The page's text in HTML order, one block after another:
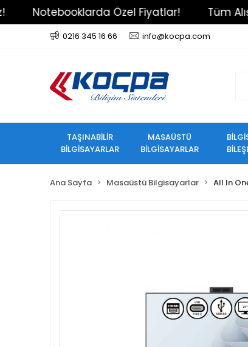
Fiyatlar! Tüm Alışverişlerinizde Kargo
0216 345 16 66 info@kocpa.com
TAŞINABİLİR
BİLGİSAYARLAR
MASAÜSTÜ
BİLGİSAYARLAR
Ana Sayfa Masaüstü Bilgisayarlar All In